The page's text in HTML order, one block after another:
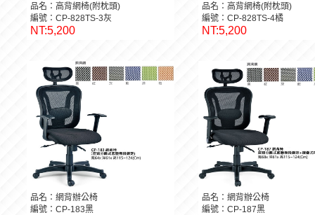
品名：高背網椅(附枕頭)
編號：CP-828TS-3灰
NT:5,200
品名：高背網椅(附枕頭)
編號：CP-828TS-4橘
NT:5,200
品名：網背辦公椅
編號：CP-183黑
品名：網背辦公椅
編號：CP-187黑